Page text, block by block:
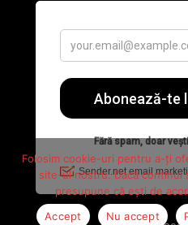
Folosim cookie-uri pentru a-ți
site-ul nostru. Dacă continui
presupune că ești de
Accept
Nu accept